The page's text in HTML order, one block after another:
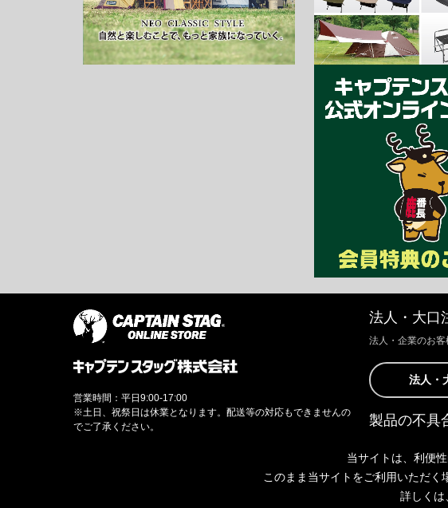
法人・大口
法人・企業のお客
法人・
製品の不具
きましては、
以下よりご連絡く
営業時間：平日9:00-17:00
※土日、祝祭日は休業となります。配送等の対応もできませんの
でご了承ください。
当サイトは、利便
このまま当サイトをご利用いただく
詳しくは